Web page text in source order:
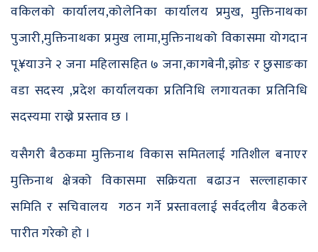
वकिलको कार्यालय,कोलेनिका कार्यालय प्रमुख, मुक्तिनाथका
पुजारी,मुक्तिनाथका प्रमुख लामा,मुक्तिनाथको विकासमा योगदान
पू¥याउने २ जना महिलासहित ७ जना,कागबेनी,झोङ र छुसाङका
वडा सदस्य ,प्रदेश कार्यालयका प्रतिनिधि लगायतका प्रतिनिधि
सदस्यमा राख्ने प्रस्ताव छ ।
यसैगरी बैठकमा मुक्तिनाथ विकास समितलाई गतिशील बनाएर
मुक्तिनाथ क्षेत्रको विकासमा सक्रियता बढाउन सल्लाहाकार
समिति र सचिवालय गठन गर्ने प्रस्तावलाई सर्वदलीय बैठकले
पारीत गरेको हो ।